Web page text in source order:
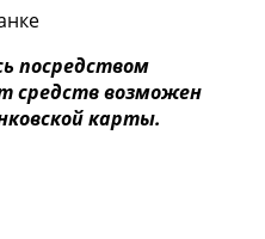
посредством
средств возможен
карты.